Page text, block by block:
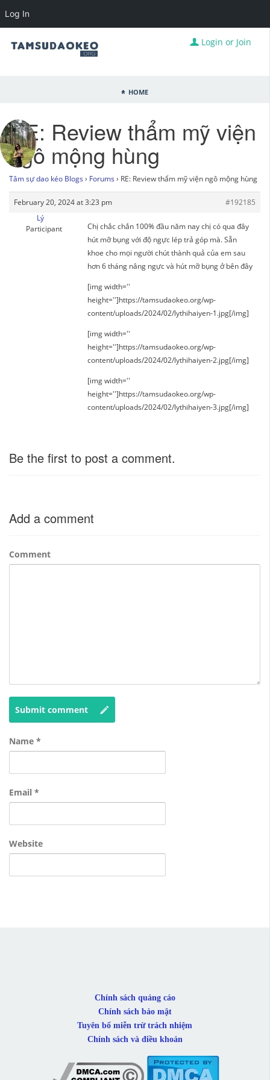
Login or Join
Home
RE: Review thẩm mỹ viện
ngô mộng hùng
Tâm sự dao kéo Blogs › Forums › RE: Review thẩm mỹ viện ngô mộng hùng
February 20, 2024 at 3:23 pm
#192185
Lý
Participant
Chị chắc chắn 100% đầu năm nay chị có qua đây
hút mỡ bụng với độ ngực lép trả góp mà. Sẵn
khoe cho mọi người chút thành quả của em sau
hơn 6 tháng nâng ngực và hút mỡ bụng ở bên đây
[img width=''
height='']https://tamsudaokeo.org/wp-
content/uploads/2024/02/lythihaiyen-1.jpg[/img]
[img width=''
height='']https://tamsudaokeo.org/wp-
content/uploads/2024/02/lythihaiyen-2.jpg[/img]
[img width=''
height='']https://tamsudaokeo.org/wp-
content/uploads/2024/02/lythihaiyen-3.jpg[/img]
Be the first to post a comment.
Add a comment
Comment
Submit comment
Name *
Email *
Website
Chính sách quảng cáo
Chính sách bảo mật
Tuyên bố miễn trừ trách nhiệm
Chính sách và điều khoản
Log In